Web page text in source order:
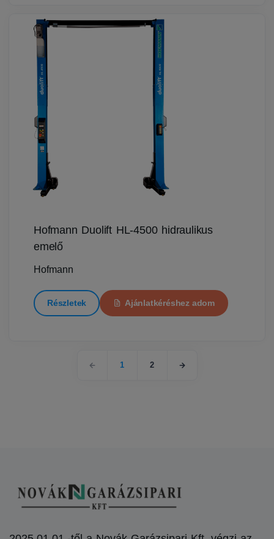
Hofmann Duolift HL-4500 hidraulikus
emelő
Hofmann
Részletek Ajánlatkéréshez adom
1 2